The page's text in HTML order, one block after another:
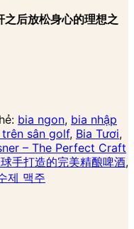
之后放松身心的理想之
bia ngon, bia nhập
sân golf, Bia Tươi,
– The Perfect Craft
手打造的完美精酿啤酒,
제 맥주